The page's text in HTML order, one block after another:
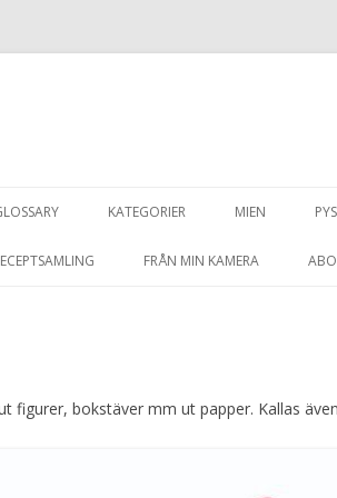
KATEGORIER MIEN
FRÅN MIN KAMERA
figurer, bokstäver mm ut papper. Kallas